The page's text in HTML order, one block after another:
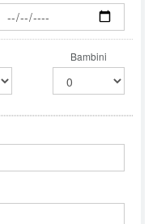
Bambini